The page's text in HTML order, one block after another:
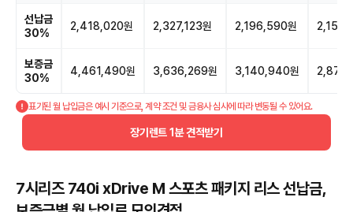
선납금
30%
2,418,020원 2,327,123원 2,196,590원
보증금
30%
4,461,490원 3,636,269원 3,140,940원
표기된 월 납입금은 예시 기준으로, 계약 조건 및 금융사 심사에 따라 변동될 수 있어요.
장기렌트 1분 견적받기
7시리즈 740i xDrive M 스포츠 패키지 리스 선납금,